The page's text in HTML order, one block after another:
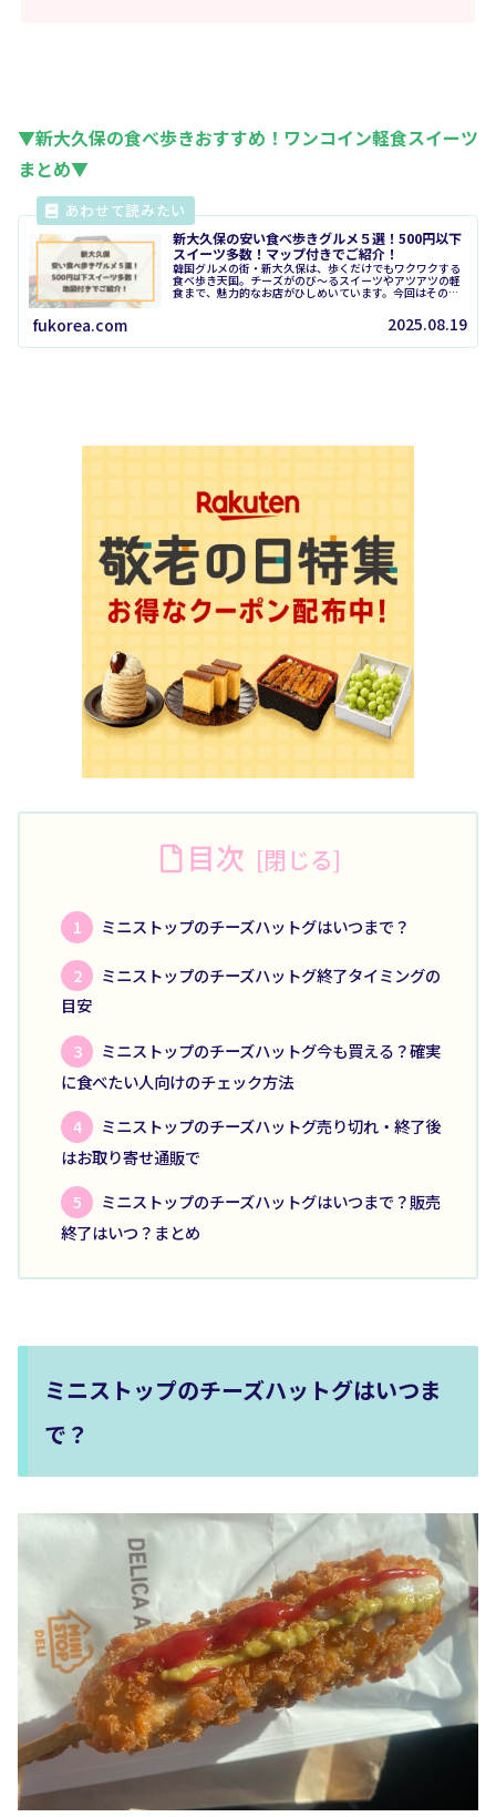
▼新大久保の食べ歩きおすすめ！ワンコイン軽食スイーツ
まとめ▼
新大久保の安い食べ歩きグルメ５選！500円以下
スイーツ多数！マップ付きでご紹介！
韓国グルメの街・新大久保は、歩くだけでもワクワクする
食べ歩き天国。チーズがのび〜るスイーツやアツアツの軽
食まで、魅力的なお店がひしめいています。今回はその中
fukorea.com 2025.08.19
目次
ミニストップのチーズハットグはいつまで？
ミニストップのチーズハットグ終了タイミングの
目安
ミニストップのチーズハットグ今も買える？確実
に食べたい人向けのチェック方法
ミニストップのチーズハットグ売り切れ・終了後
はお取り寄せ通販で
ミニストップのチーズハットグはいつまで？販売
終了はいつ？まとめ
ミニストップのチーズハットグはいつま
で？